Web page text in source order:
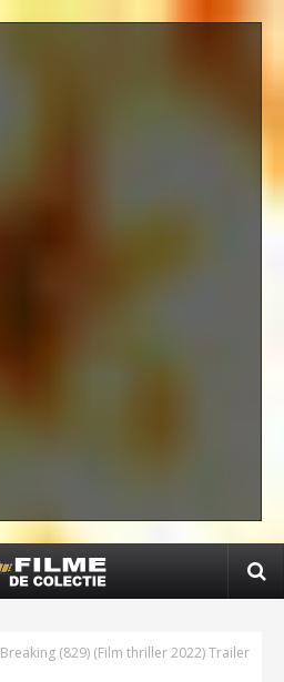
Breaking (829) (Film thriller 2022) Trailer